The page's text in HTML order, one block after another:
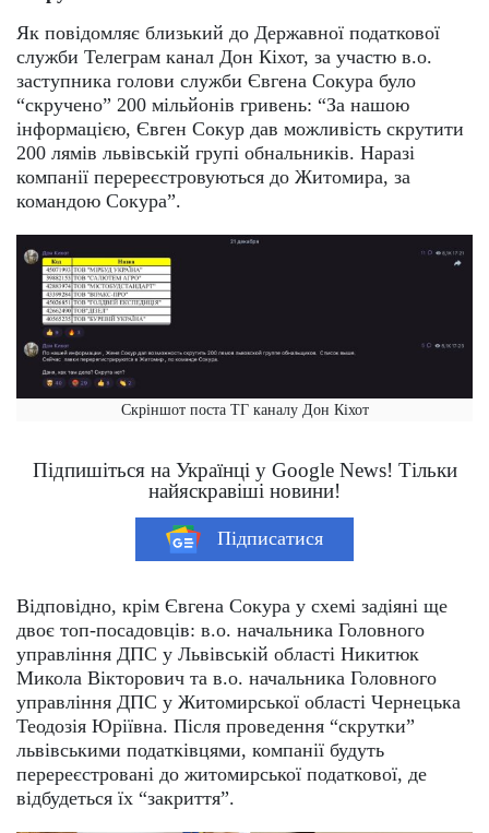
Як повідомляє близький до Державної податкової
служби Телеграм канал Дон Кіхот, за участю в.о.
заступника голови служби Євгена Сокура було
“скручено” 200 мільйонів гривень: “За нашою
інформацією, Євген Сокур дав можливість скрутити
200 лямів львівській групі обнальників. Наразі
компанії перереєстровуються до Житомира, за
командою Сокура”.
Скріншот поста ТГ каналу Дон Кіхот
Підпишіться на Українці у Google News! Тільки
найяскравіші новини!
Підписатися
Відповідно, крім Євгена Сокура у схемі задіяні ще
двоє топ-посадовців: в.о. начальника Головного
управління ДПС у Львівській області Никитюк
Микола Вікторович та в.о. начальника Головного
управління ДПС у Житомирської області Чернецька
Теодозія Юріївна. Після проведення “скрутки”
львівськими податківцями, компанії будуть
перереєстровані до житомирської податкової, де
відбудеться їх “закриття”.